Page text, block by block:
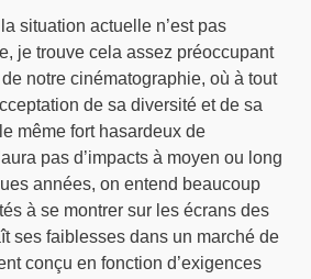
situation actuelle n’est pas
je trouve cela assez préoccupant
notre cinématographie, où à tout
de sa diversité et de sa
même fort hasardeux de
pas d’impacts à moyen ou long
années, on entend beaucoup
à se montrer sur les écrans des
ses faiblesses dans un marché de
conçu en fonction d’exigences